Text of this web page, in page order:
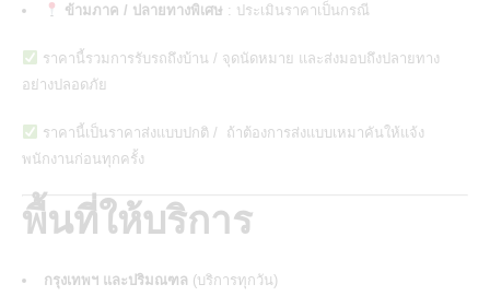
ข้ามภาค / ปลายทางพิเศษ : ประเมินราคาเป็นกรณี
ราคานี้รวมการรับรถถึงบ้าน / จุดนัดหมาย และส่งมอบถึงปลายทาง
อย่างปลอดภัย
ราคานี้เป็นราคาส่งแบบปกติ / ถ้าต้องการส่งแบบเหมาคันให้แจ้ง
พนักงานก่อนทุกครั้ง
พื้นที่ให้บริการ
กรุงเทพฯ และปริมณฑล (บริการทุกวัน)